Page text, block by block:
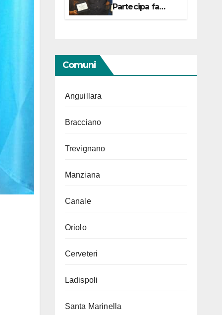
Partecipa fa
centro con due
Comuni
Anguillara
Bracciano
Trevignano
Manziana
Canale
Oriolo
Cerveteri
Ladispoli
Santa Marinella